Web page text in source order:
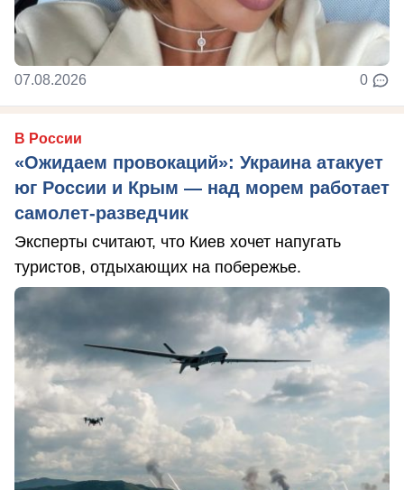
07.08.2026 0
В России
«Ожидаем провокаций»: Украина атакует
юг России и Крым — над морем работает
самолет-разведчик
Эксперты считают, что Киев хочет напугать
туристов, отдыхающих на побережье.